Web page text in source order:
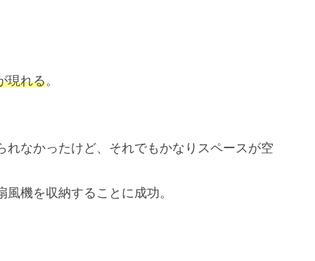
現れる。
なかったけど、それでもかなりスペースが空
機を収納することに成功。